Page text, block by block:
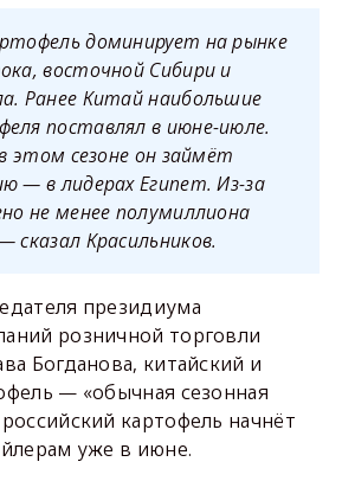
доминирует на рынке
восточной Сибири и
Ранее Китай наибольшие
поставлял в июне-июле.
этом сезоне он займёт
— в лидерах Египет. Из-за
не менее полумиллиона
Красильников.
президиума
розничной торговли
Богданова, китайский и
— «обычная сезонная
картофель начнёт
уже в июне.